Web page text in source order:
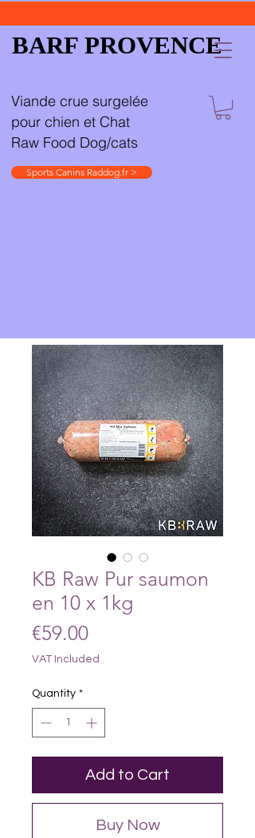
BARF PROVENCE
Viande crue surgelée
pour chien et Chat
Raw Food Dog/cats
Sports Canins Raddog.fr >
KB Raw Pur saumon
en 10 x 1kg
€59.00Price
VAT Included
Quantity *
Add to Cart
Buy Now